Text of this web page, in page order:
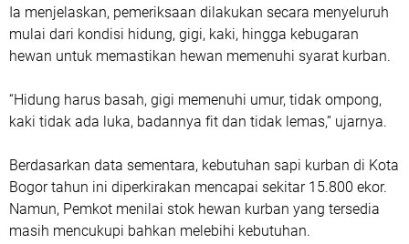
Ia menjelaskan, pemeriksaan dilakukan secara menyeluruh
mulai dari kondisi hidung, gigi, kaki, hingga kebugaran
hewan untuk memastikan hewan memenuhi syarat kurban.
“Hidung harus basah, gigi memenuhi umur, tidak ompong,
kaki tidak ada luka, badannya fit dan tidak lemas,” ujarnya.
Berdasarkan data sementara, kebutuhan sapi kurban di Kota
Bogor tahun ini diperkirakan mencapai sekitar 15.800 ekor.
Namun, Pemkot menilai stok hewan kurban yang tersedia
masih mencukupi bahkan melebihi kebutuhan.